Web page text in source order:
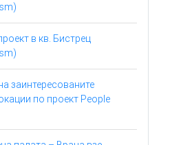
в кв. Бистрец
заинтересованите
по проект People